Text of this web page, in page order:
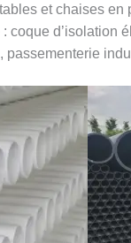
et chaises
coque d’isolation
passementerie